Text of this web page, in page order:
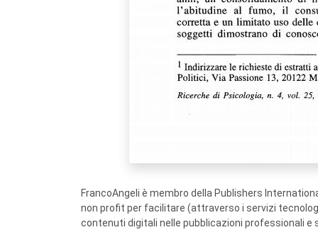
FrancoAngeli è membro della Publishers
non profit per facilitare (attraverso i servizi
contenuti digitali nelle pubblicazioni professionali e